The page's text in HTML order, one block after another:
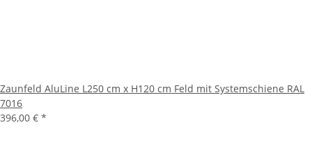
Zaunfeld AluLine L250 cm x H120 cm Feld mit Systemschiene RAL
7016
396,00 € *